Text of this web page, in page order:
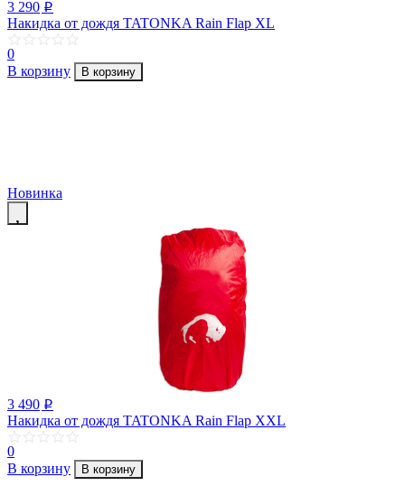
3 290 p
Накидка от дождя TATONKA Rain Flap XL
0
В корзину
В корзину
Новинка
3 490 p
Накидка от дождя TATONKA Rain Flap XXL
0
В корзину
В корзину